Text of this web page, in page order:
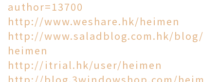
author=13700
http://www.weshare.hk/heimen
http://www.saladblog.com.hk/blog/
heimen
http://itrial.hk/user/heimen
http://blog.3windowshop.com/heim